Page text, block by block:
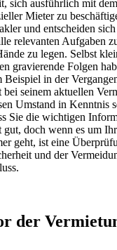
sich ausführlich mit
Mieter zu
und entscheiden
relevanten Aufgaben
zu legen. Selbst
gravierende Folgen
Beispiel in der
seinem aktuellen
Umstand in Kenntnis
Sie die wichtigen
gut, doch wenn es um
geht, ist eine
und der
der